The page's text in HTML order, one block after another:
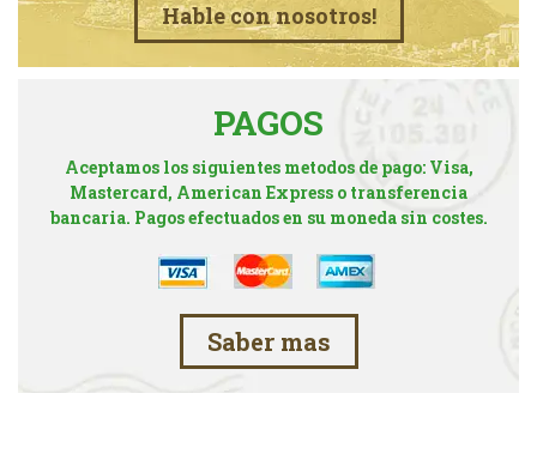
Hable con nosotros!
PAGOS
Aceptamos los siguientes metodos de pago: Visa,
Mastercard, American Express o transferencia
bancaria. Pagos efectuados en su moneda sin costes.
Saber mas